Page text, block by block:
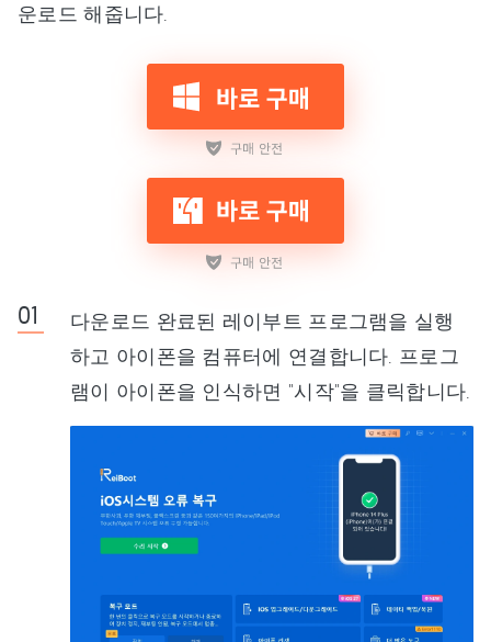
운로드 해줍니다.
다운로드 완료된 레이부트 프로그램을 실행
하고 아이폰을 컴퓨터에 연결합니다. 프로그
램이 아이폰을 인식하면 "시작"을 클릭합니다.